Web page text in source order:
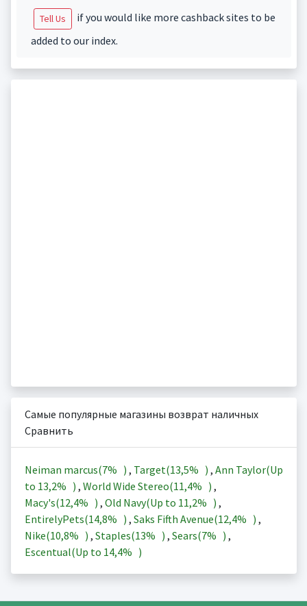
Tell Us
if you would like more cashback sites to be
added to our index.
Самые популярные магазины возврат наличных
Сравнить
Neiman marcus(7% ) , Target(13,5% ) , Ann Taylor(Up
to 13,2% ) , World Wide Stereo(11,4% ) ,
Macy's(12,4% ) , Old Navy(Up to 11,2% ) ,
EntirelyPets(14,8% ) , Saks Fifth Avenue(12,4% ) ,
Nike(10,8% ) , Staples(13% ) , Sears(7% ) ,
Escentual(Up to 14,4% )